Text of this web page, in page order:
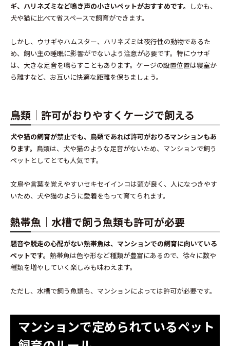
ギ、ハリネズミなど鳴き声の小さいペットがおすすめです。
しかも、
犬や猫に比べて省スペースで飼育ができます。
しかし、ウサギやハムスター、ハリネズミは夜行性の動物であるた
め、飼い主の睡眠に影響がでないよう注意が必要です。特にウサギ
は、大きな足音を鳴らすこともあります。ケージの設置位置は寝室か
ら離すなど、お互いに快適な距離を保ちましょう。
鳥類｜許可がおりやすくケージで飼える
犬や猫の飼育が禁止でも、鳥類であれば許可がおりるマンションもあ
ります。 鳥類は、犬や猫のような足音がないため、マンションで飼う
ペットとしてとても人気です。
文鳥や言葉を覚えやすいセキセイインコは頭が良く、人になつきやす
いため、犬や猫のように愛着をもって育てられます。
熱帯魚｜水槽で飼う魚類も許可が必要
騒音や脱走の心配がない熱帯魚は、マンションでの飼育に向いている
ペットです。 熱帯魚は色や形など種類が豊富にあるので、徐々に数や
種類を増やしていく楽しみも味わえます。
ただし、水槽で飼う魚類も、マンションによっては許可が必要です。
マンションで定められているペット